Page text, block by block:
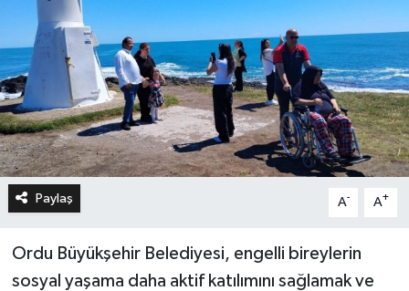
Paylaş A- A+
Ordu Büyükşehir Belediyesi, engelli bireylerin
sosyal yaşama daha aktif katılımını sağlamak ve